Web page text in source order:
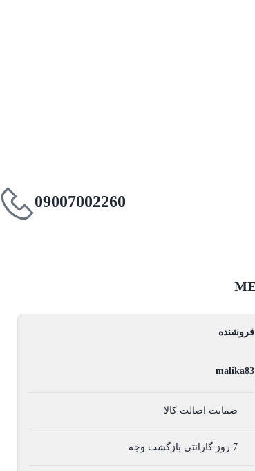
09007002260
فروشنده
malika83
ضمانت اصالت کالا
7 روز گارانتی بازگشت وجه